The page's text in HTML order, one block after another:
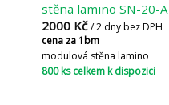
stěna lamino SN-20-A
2000 Kč / 2 dny bez DPH
cena za 1bm
modulová stěna lamino
800 ks celkem k dispozici